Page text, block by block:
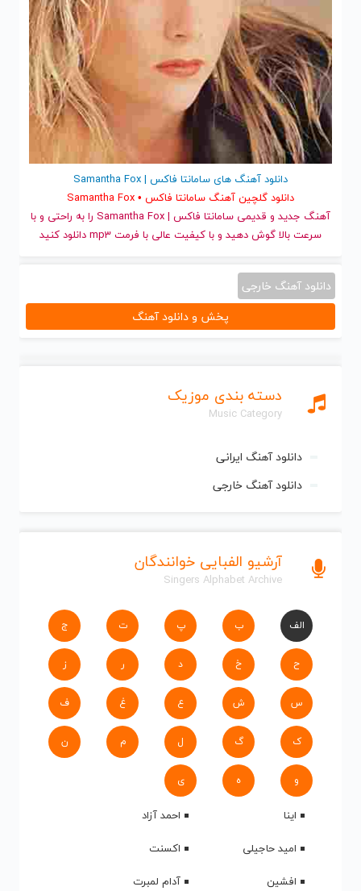
دسته بندی موزیک
Music Category
دانلود آهنگ ایرانی
دانلود آهنگ خارجی
آرشیو الفبایی خوانندگان
Singers Alphabet Archive
الف ب پ ت ج
ح خ د ر ز
س ش ع غ ف
ک گ ل م ن
و ه ی
اینا
احمد آزاد
امید حاجیلی
اکسنت
افشین
آدام لمبرت
دانلود آهنگ های سامانتا فاکس | Samantha Fox
دانلود گلچین آهنگ سامانتا فاکس • Samantha Fox
آهنگ جدید
و قدیمی سامانتا فاکس | Samantha Fox را به راحتی و با
سرعت بالا گوش دهید و با کیفیت عالی با فرمت mp3 دانلود کنید
دانلود آهنگ خارجی
پخش و دانلود آهنگ